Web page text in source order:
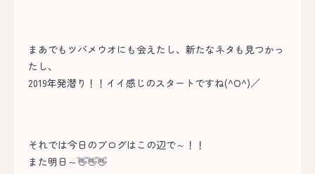
まあでもツバメウオにも会えたし、新たなネタも見つかっ
たし、
2019年発潜り！！イイ感じのスタートですね(^O^)／
それでは今日のブログはこの辺で～！！
また明日～👋👋👋